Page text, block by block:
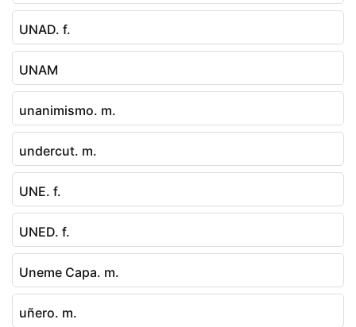
UNAD. f.
UNAM
unanimismo. m.
undercut. m.
UNE. f.
UNED. f.
Uneme Capa. m.
uñero. m.